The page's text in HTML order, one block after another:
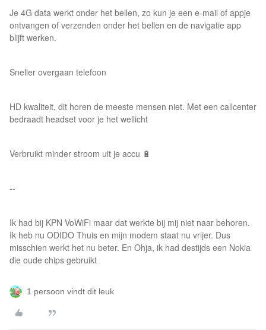
Je 4G data werkt onder het bellen, zo kun je een e-mail of appje
ontvangen of verzenden onder het bellen en de navigatie app
blijft werken.
Sneller overgaan telefoon
HD kwaliteit, dit horen de meeste mensen niet. Met een callcenter
bedraadt headset voor je het wellicht
Verbruikt minder stroom uit je accu 🔋
--
Ik had bij KPN VoWiFi maar dat werkte bij mij niet naar behoren.
Ik heb nu ODIDO Thuis en mijn modem staat nu vrijer. Dus
misschien werkt het nu beter. En Ohja, ik had destijds een Nokia
die oude chips gebruikt
1 persoon vindt dit leuk